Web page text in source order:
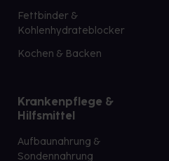
Fettbinder &
Kohlenhydrateblocker
Kochen & Backen
Krankenpflege &
Hilfsmittel
Aufbaunahrung &
Sondennahrung